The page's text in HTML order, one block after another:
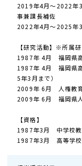
2019年4月～2022
事兼課長補佐
2022年4月～2025
【研究活動】※所属
1987年 4月 福岡県
1987年 4月 福岡県
5年3月まで）
2009年 6月 人権教育
2009年 6月 福岡県人
【資格】
1987年3月 中学校
1987年3月 高等学校